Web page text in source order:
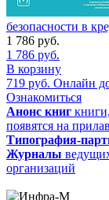
безопасности в
1 786 руб.
1 786 руб.
В корзину
719 руб. Онлайн
Ознакомиться
Анонс книг
появятся на
Типография-
Журналы
организаций